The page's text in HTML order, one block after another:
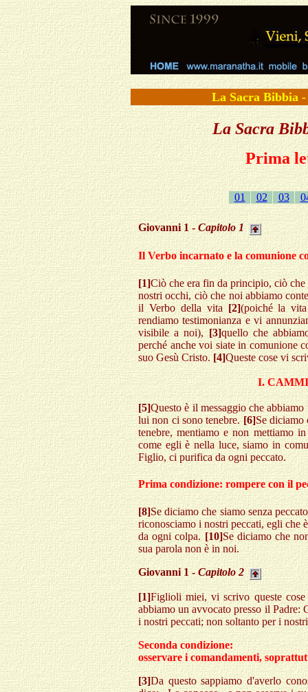
La Sacra
La Sacra
Prima
01 02 03
Giovanni 1 - Capitolo 1
Il Verbo incarnato e la comunione
[1]Ciò che era fin da principio, ciò
nostri occhi, ciò che noi abbiamo
il Verbo della vita [2](poiché la
rendiamo testimonianza e vi
visibile a noi), [3]quello che
perché anche voi siate in comunione
suo Gesù Cristo.[4]Queste cose vi
I.
[5]Questo è il messaggio che
lui non ci sono tenebre.[6]Se diciamo
tenebre, mentiamo e non mettiamo
come egli è nella luce, siamo in
Figlio, ci purifica da ogni peccato.
Prima condizione: rompere con il
[8]Se diciamo che siamo senza
riconosciamo i nostri peccati, egli che
da ogni colpa.[10]Se diciamo che
sua parola non è in noi.
Giovanni 1 -Capitolo 2
[1]Figlioli miei, vi scrivo queste cose
abbiamo un avvocato presso il Padre:
i nostri peccati; non soltanto per i
Seconda condizione:
osservare i comandamenti,
[3]Da questo sappiamo d'averlo